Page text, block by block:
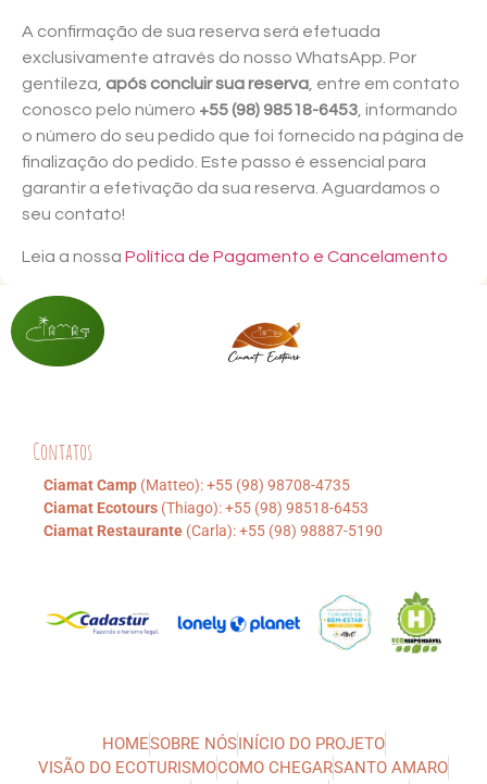
A confirmação de sua reserva será efetuada
exclusivamente através do nosso WhatsApp. Por
gentileza, após concluir sua reserva, entre em contato
conosco pelo número +55 (98) 98518-6453, informando
o número do seu pedido que foi fornecido na página de
finalização do pedido. Este passo é essencial para
garantir a efetivação da sua reserva. Aguardamos o
seu contato!
Leia a nossa Política de Pagamento e Cancelamento
Contatos
Ciamat Camp (Matteo): +55 (98) 98708-4735
Ciamat Ecotours (Thiago): +55 (98) 98518-6453
Ciamat Restaurante (Carla): +55 (98) 98887-5190
HOMESOBRE NÓSINÍCIO DO PROJETO
VISÃO DO ECOTURISMOCOMO CHEGARSANTO AMARO